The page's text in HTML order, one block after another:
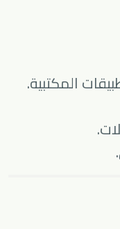
المكتبية.